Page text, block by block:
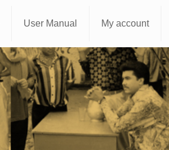
User Manual My account